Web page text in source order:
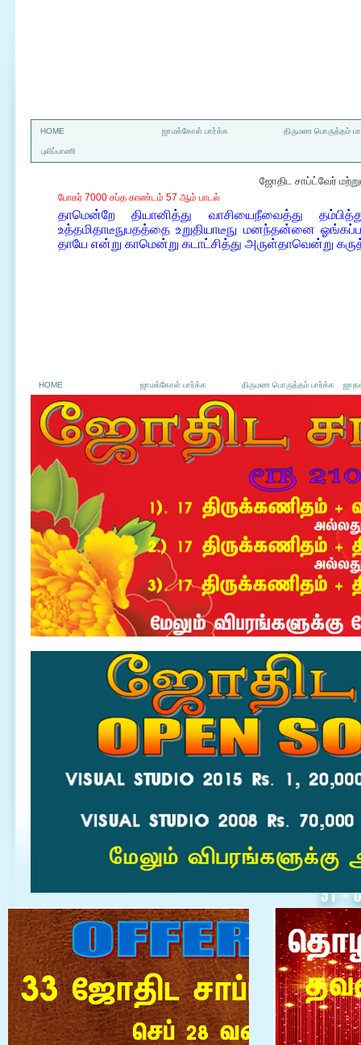
HOME ஜாமக்கோள் பார்க்க திருமண பொருத்தம்
புலிப்பாணி
ஜோதிட சாப்ட்வேர்
போகர் 7000 சப்த காண்டம் 57 ஆம் பாடல்
தாமென்றே தியானித்து வாசியைநீவைத்து
உத்தமிதாடீநுபதத்தை உறுதியாடீநு மனந்தன்னை
தாயே என்று காமென்று கடாட்சித்து அருள்தாவென்று
HOME ஜாமக்கோள் பார்க்க திருமண பொருத்தம் பார்க்க